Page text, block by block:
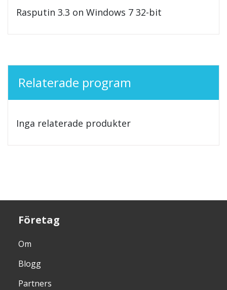
Rasputin 3.3 on Windows 7 32-bit
Relaterade program
Inga relaterade produkter
Företag
Om
Blogg
Partners